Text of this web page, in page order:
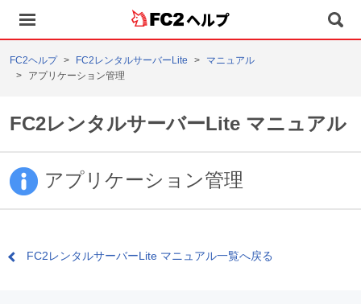
ヘルプ
FC2ヘルプ FC2レンタルサーバーLite
マニュアル
アプリケーション管理
FC2レンタルサーバーLite マニュアル
アプリケーション管理
FC2レンタルサーバーLite マニュアル一覧へ戻る